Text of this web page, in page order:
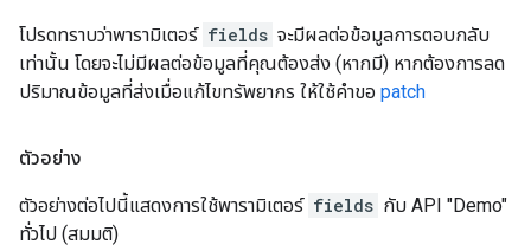
โปรดทราบว่าพารามิเตอร์ fields จะมีผลต่อข้อมูลการตอบกลับ
เท่านั้น โดยจะไม่มีผลต่อข้อมูลที่คุณต้องส่ง (หากมี) หากต้องการลด
ปริมาณข้อมูลที่ส่งเมื่อแก้ไขทรัพยากร ให้ใช้คำขอ patch
ตัวอย่าง
ตัวอย่างต่อไปนี้แสดงการใช้พารามิเตอร์ fields กับ API "Demo"
ทั่วไป (สมมติ)